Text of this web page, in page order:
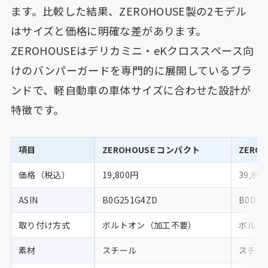
ます。比較した結果、ZEROHOUSE製の2モデル
はサイズと価格に明確な差があります。
ZEROHOUSEはデリカミニ・eKクロススペース向
けのバンパーガードを専門的に展開しているブラ
ンドで、軽自動車の車体サイズに合わせた設計が
特徴です。
項目 ZEROHOUSE コンパクト
価格（税込） 19,800円
ASIN B0G251G4ZD
取り付け方式 ボルトオン（加工不要） ボルト
素材 スチール スチー